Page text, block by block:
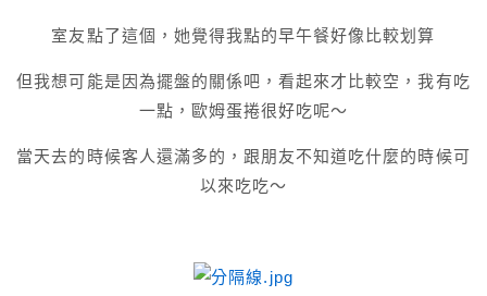
室友點了這個，她覺得我點的早午餐好像比較划算
但我想可能是因為擺盤的關係吧，看起來才比較空，我有吃
一點，歐姆蛋捲很好吃呢～
當天去的時候客人還滿多的，跟朋友不知道吃什麼的時候可
以來吃吃～